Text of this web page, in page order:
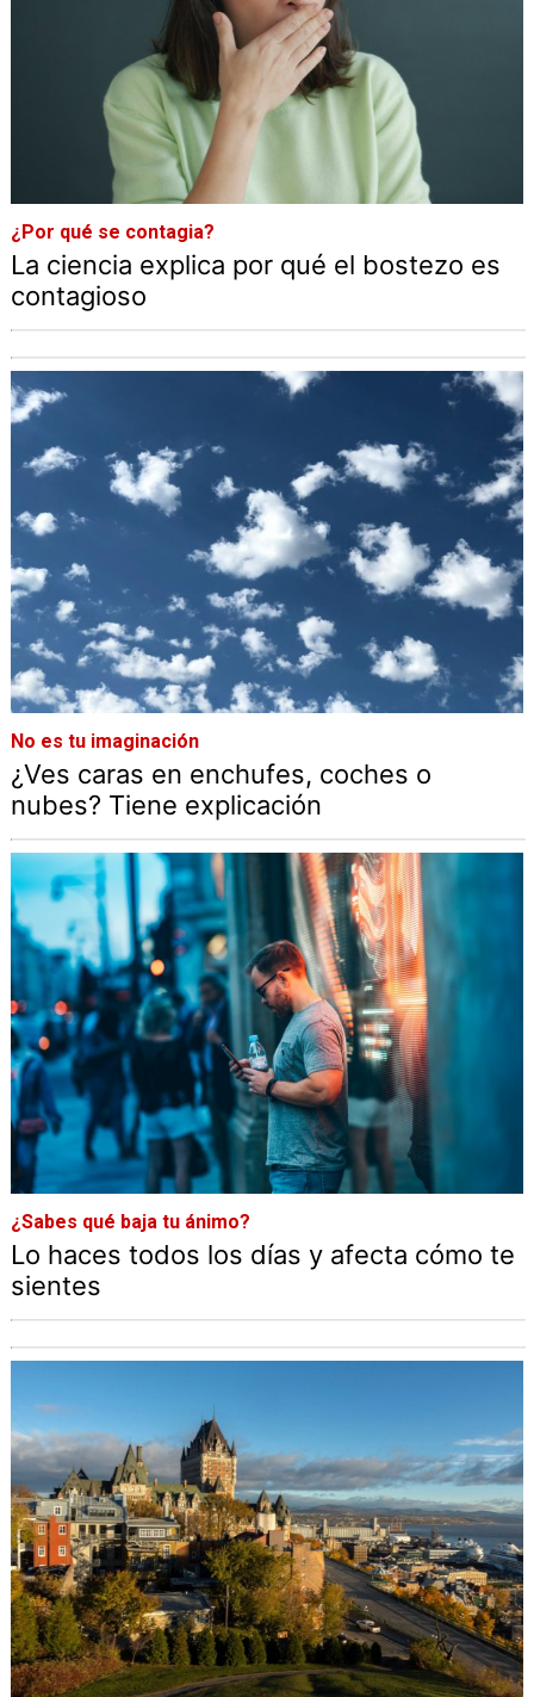
¿Por qué se contagia?
La ciencia explica por qué el bostezo es
contagioso
No es tu imaginación
¿Ves caras en enchufes, coches o
nubes? Tiene explicación
¿Sabes qué baja tu ánimo?
Lo haces todos los días y afecta cómo te
sientes